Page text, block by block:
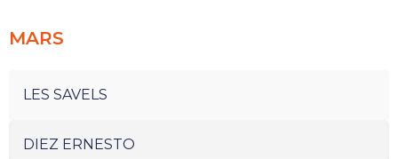
MARS
LES SAVELS
DIEZ ERNESTO